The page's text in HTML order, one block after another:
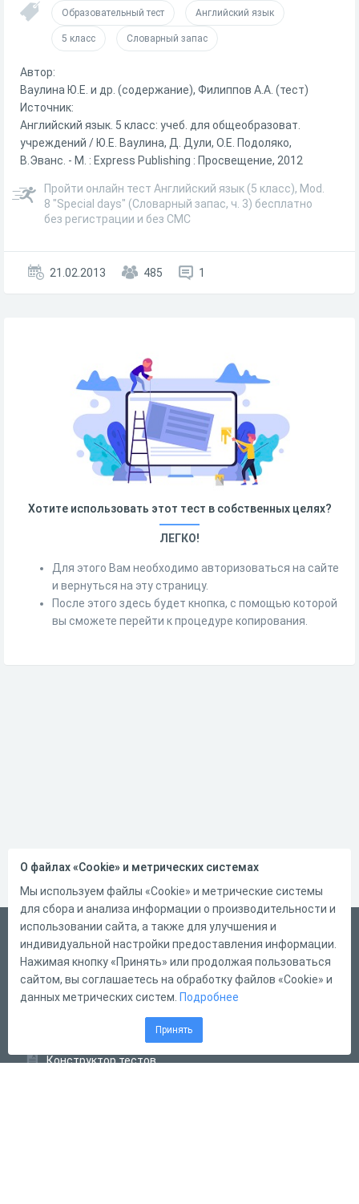
Образовательный тест Английский язык
5 класс Словарный запас
Автор:
Ваулина Ю.Е. и др. (содержание), Филиппов А.А. (тест)
Источник:
Английский язык. 5 класс: учеб. для общеобразоват.
учреждений / Ю.Е. Ваулина, Д. Дули, О.Е. Подоляко,
В.Эванс. - М. : Express Publishing : Просвещение, 2012
Пройти онлайн тест Английский язык (5 класс), Mod.
8 "Special days" (Словарный запас, ч. 3) бесплатно
без регистрации и без СМС
21.02.2013 485 1
Хотите использовать этот тест в собственных целях?
ЛЕГКО!
Для этого Вам необходимо авторизоваться на сайте
и вернуться на эту страницу.
После этого здесь будет кнопка, с помощью которой
вы сможете перейти к процедуре копирования.
Русский
Справка
Форма обратной связи
Конструктор тестов
О файлах «Cookie» и метрических системах
Мы используем файлы «Cookie» и метрические системы
для сбора и анализа информации о производительности и
использовании сайта, а также для улучшения и
индивидуальной настройки предоставления информации.
Нажимая кнопку «Принять» или продолжая пользоваться
сайтом, вы соглашаетесь на обработку файлов «Cookie» и
данных метрических систем. Подробнее
Принять